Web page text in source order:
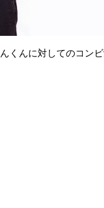
んに対してのコン